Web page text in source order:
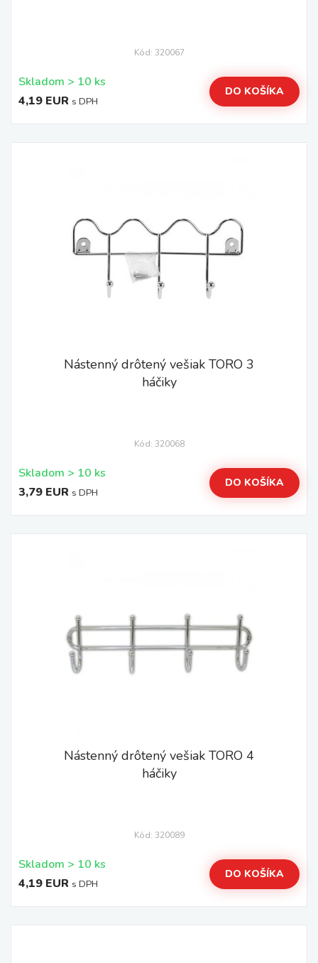
Kód: 320067
Skladom > 10 ks
4,19 EUR s DPH
DO KOŠÍKA
Nástenný drôtený vešiak TORO 3
háčiky
Kód: 320068
Skladom > 10 ks
3,79 EUR s DPH
DO KOŠÍKA
Nástenný drôtený vešiak TORO 4
háčiky
Kód: 320089
Skladom > 10 ks
4,19 EUR s DPH
DO KOŠÍKA